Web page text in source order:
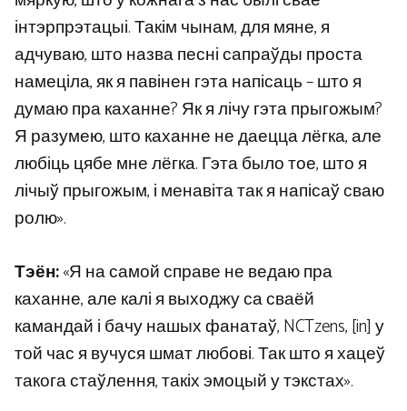
інтэрпрэтацыі. Такім чынам, для мяне, я
адчуваю, што назва песні сапраўды проста
намеціла, як я павінен гэта напісаць – што я
думаю пра каханне? Як я лічу гэта прыгожым?
Я разумею, што каханне не даецца лёгка, але
любіць цябе мне лёгка. Гэта было тое, што я
лічыў прыгожым, і менавіта так я напісаў сваю
ролю».
Тэён:«Я на самой справе не ведаю пра
каханне, але калі я выходжу са сваёй
камандай і бачу нашых фанатаў, NCTzens, [in] у
той час я вучуся шмат любові. Так што я хацеў
такога стаўлення, такіх эмоцый у тэкстах».